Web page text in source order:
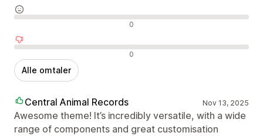
0
0
Alle omtaler
Central Animal Records Nov 13, 2025
Awesome theme! It’s incredibly versatile, with a wide
range of components and great customisation